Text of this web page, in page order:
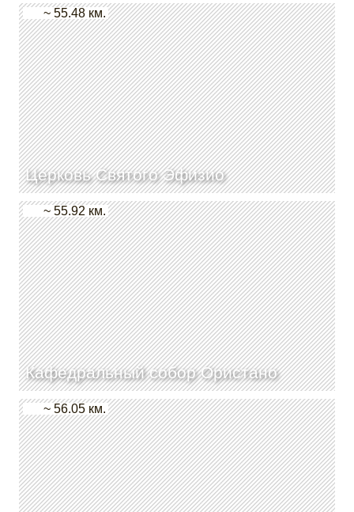
Церковь Святого Эфизио
~ 55.48 км.
Кафедральный собор Ористано
~ 55.92 км.
~ 56.05 км.